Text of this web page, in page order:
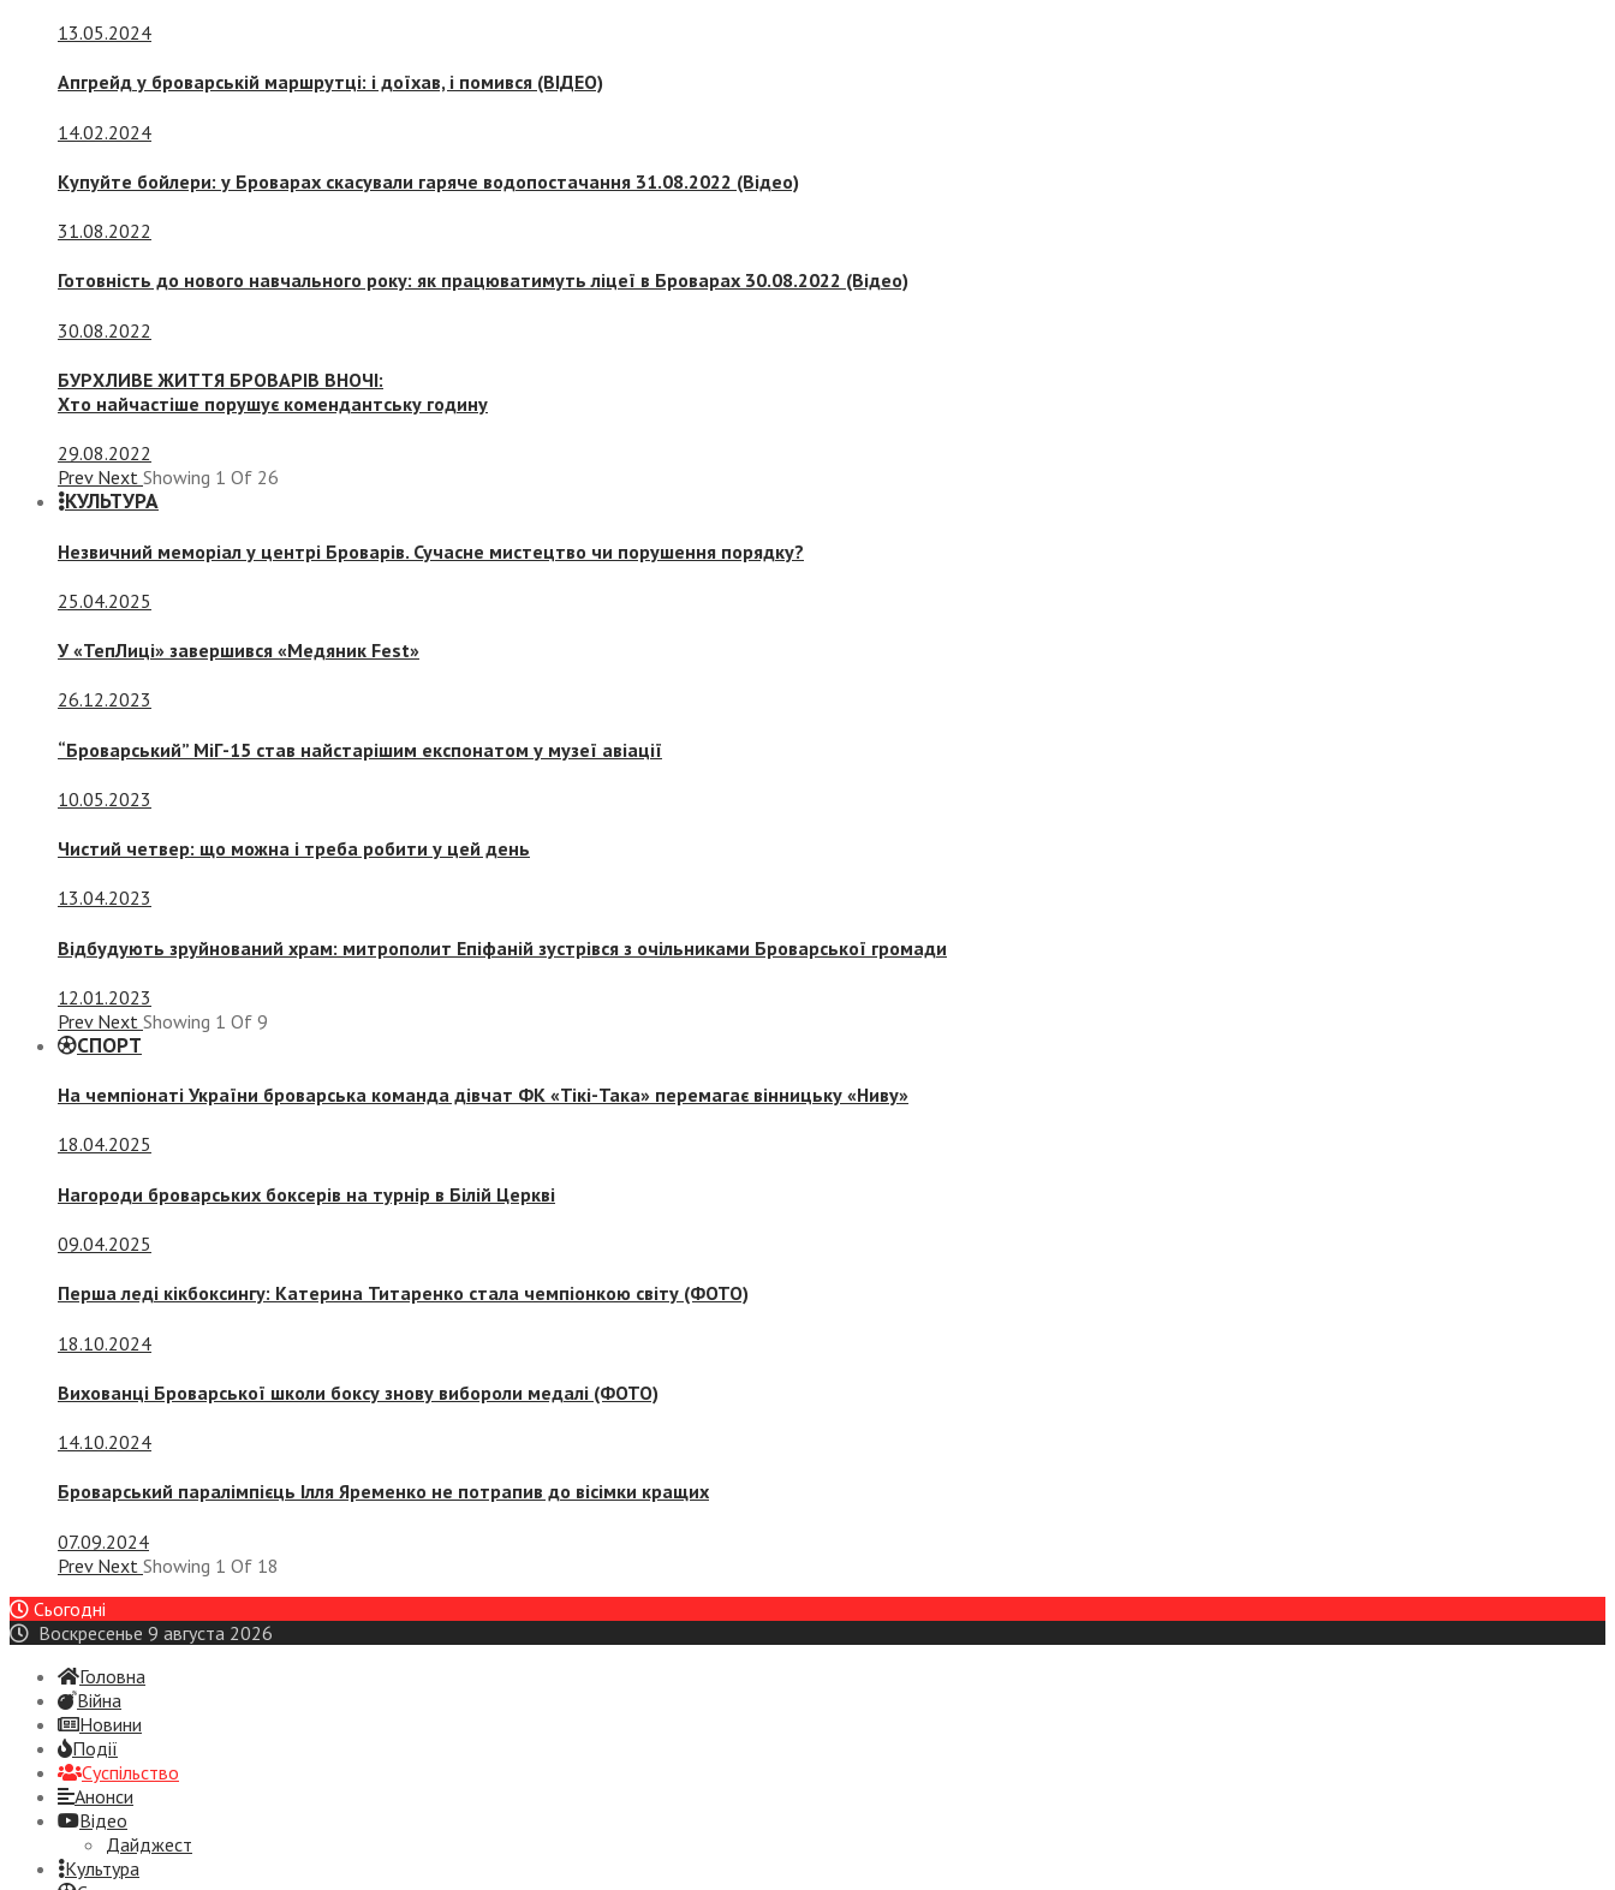
13.05.2024
Апгрейд у броварській маршрутці: і доїхав, і помився (ВІДЕО)
14.02.2024
Купуйте бойлери: у Броварах скасували гаряче водопостачання 31.08.2022 (Відео)
31.08.2022
Готовність до нового навчального року: як працюватимуть ліцеї в Броварах 30.08.2022 (Відео)
30.08.2022
БУРХЛИВЕ ЖИТТЯ БРОВАРІВ ВНОЧІ:
Хто найчастіше порушує комендантську годину
29.08.2022
Prev Next Showing 1 Of 26
КУЛЬТУРА
Незвичний меморіал у центрі Броварів. Сучасне мистецтво чи порушення порядку?
25.04.2025
У «ТепЛиці» завершився «Медяник Fest»
26.12.2023
“Броварський” МіГ-15 став найстарішим експонатом у музеї авіації
10.05.2023
Чистий четвер: що можна і треба робити у цей день
13.04.2023
Відбудують зруйнований храм: митрополит Епіфаній зустрівся з очільниками Броварської громади
12.01.2023
Prev Next Showing 1 Of 9
СПОРТ
На чемпіонаті України броварська команда дівчат ФК «Тікі-Така» перемагає вінницьку «Ниву»
18.04.2025
Нагороди броварських боксерів на турнір в Білій Церкві
09.04.2025
Перша леді кікбоксингу: Катерина Титаренко стала чемпіонкою світу (ФОТО)
18.10.2024
Вихованці Броварської школи боксу знову вибороли медалі (ФОТО)
14.10.2024
Броварський паралімпієць Ілля Яременко не потрапив до вісімки кращих
07.09.2024
Prev Next Showing 1 Of 18
Сьогодні
Воскресенье 9 августа 2026
Головна
Війна
Новини
Події
Суспiльство
Анонси
Відео
Дайджест
Культура